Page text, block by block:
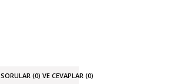
SORULAR (0) VE CEVAPLAR (0)